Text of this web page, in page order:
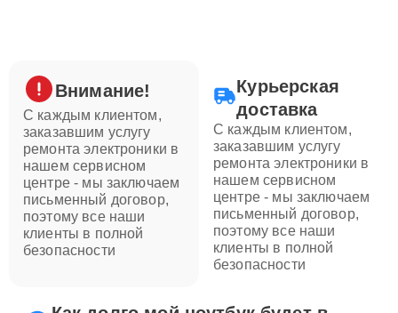
Внимание!
С каждым клиентом,
заказавшим услугу
ремонта электроники в
нашем сервисном
центре - мы заключаем
письменный договор,
поэтому все наши
клиенты в полной
безопасности
Курьерская
доставка
С каждым клиентом,
заказавшим услугу
ремонта электроники в
нашем сервисном
центре - мы заключаем
письменный договор,
поэтому все наши
клиенты в полной
безопасности